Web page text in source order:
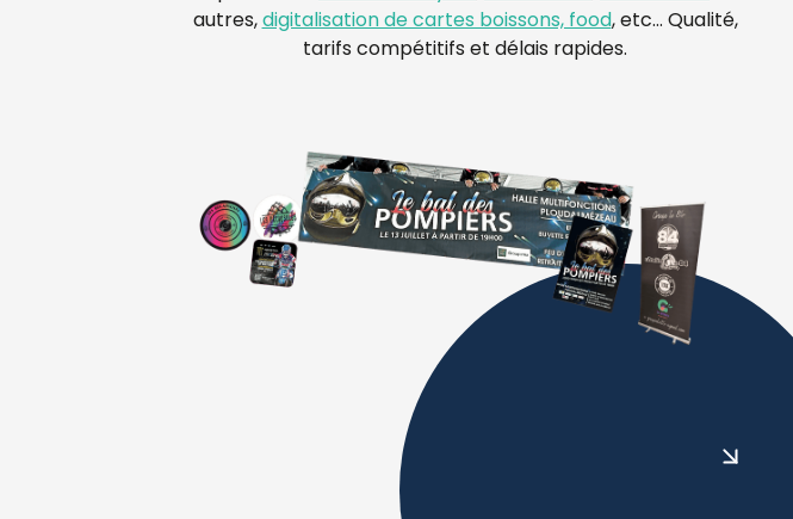
autres, digitalisation de cartes boissons, food, etc… Qualité,
tarifs compétitifs et délais rapides.